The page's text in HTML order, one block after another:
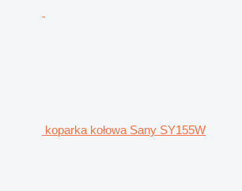
koparka kołowa Sany SY155W